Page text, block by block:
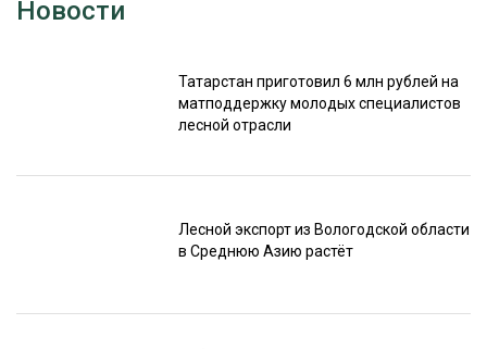
Новости
Татарстан приготовил 6 млн рублей на
матподдержку молодых специалистов
лесной отрасли
Лесной экспорт из Вологодской области
в Среднюю Азию растёт